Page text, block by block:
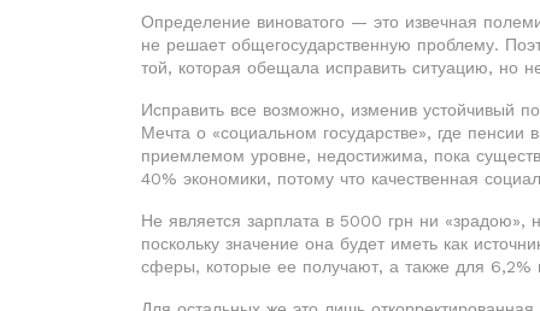
Определение виноватого — это извечная
не решает общегосударственную проблему.
той, которая обещала исправить ситуацию, но
Исправить все возможно, изменив устойчивый
Мечта о «социальном государстве», где
приемлемом уровне, недостижима, пока
40% экономики, потому что качественная
Не является зарплата в 5000 грн ни
поскольку значение она будет иметь как
сферы, которые ее получают, а также для 6,2%